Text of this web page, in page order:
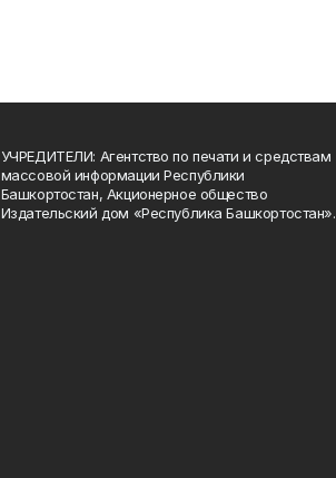
УЧРЕДИТЕЛИ: Агентство по печати и средствам
массовой информации Республики
Башкортостан, Акционерное общество
Издательский дом «Республика Башкортостан».